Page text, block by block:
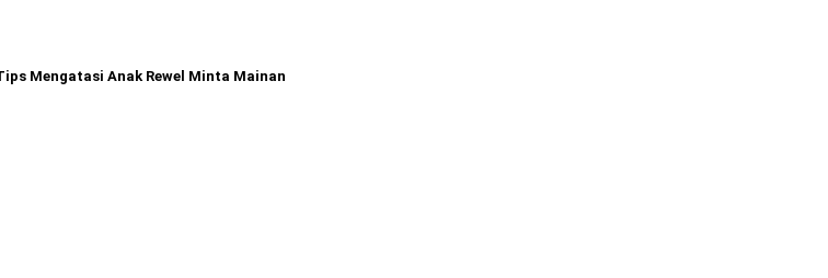
Mengatasi Anak Rewel Minta Mainan